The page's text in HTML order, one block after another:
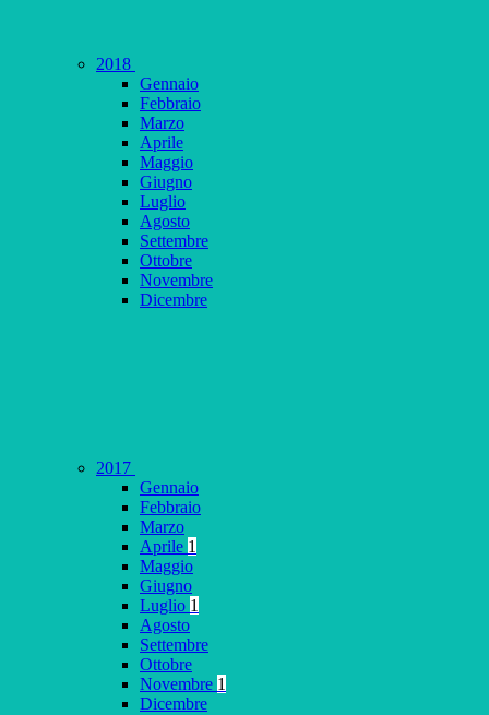
2018
Gennaio
Febbraio
Marzo
Aprile
Maggio
Giugno
Luglio
Agosto
Settembre
Ottobre
Novembre
Dicembre
2017
Gennaio
Febbraio
Marzo
Aprile 1
Maggio
Giugno
Luglio 1
Agosto
Settembre
Ottobre
Novembre 1
Dicembre